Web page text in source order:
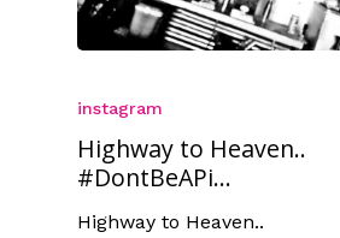
instagram
Highway to Heaven..
#DontBeAPi…
Highway to Heaven..